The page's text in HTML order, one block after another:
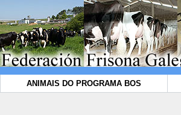
ANIMAIS DO PROGRAMA BOS